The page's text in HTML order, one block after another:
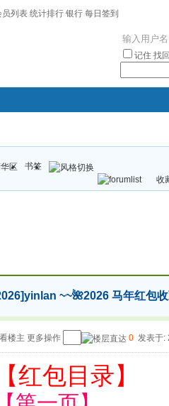
员列表 统计排行 银行 每日签到
记住 找
区
书签
收
yinlan ~~🌺2026 马年红包
楼主 更多操作 0 发表于:
【红包目录】